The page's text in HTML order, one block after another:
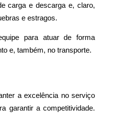
carga e descarga e, claro,
e estragos.
para atuar de forma
e, também, no transporte.
a excelência no serviço
garantir a competitividade.